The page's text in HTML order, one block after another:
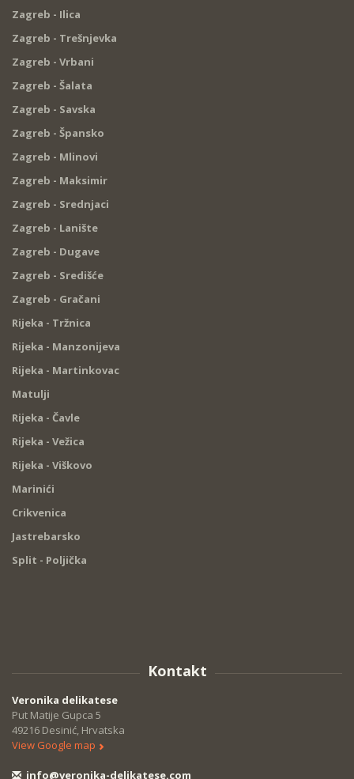
Zagreb - Ilica
Zagreb - Trešnjevka
Zagreb - Vrbani
Zagreb - Šalata
Zagreb - Savska
Zagreb - Špansko
Zagreb - Mlinovi
Zagreb - Maksimir
Zagreb - Srednjaci
Zagreb - Lanište
Zagreb - Dugave
Zagreb - Središće
Zagreb - Gračani
Rijeka - Tržnica
Rijeka - Manzonijeva
Rijeka - Martinkovac
Matulji
Rijeka - Čavle
Rijeka - Vežica
Rijeka - Viškovo
Marinići
Crikvenica
Jastrebarsko
Split - Poljička
Kontakt
Veronika delikatese
Put Matije Gupca 5
49216 Desinić, Hrvatska
View Google map
info@veronika-delikatese.com